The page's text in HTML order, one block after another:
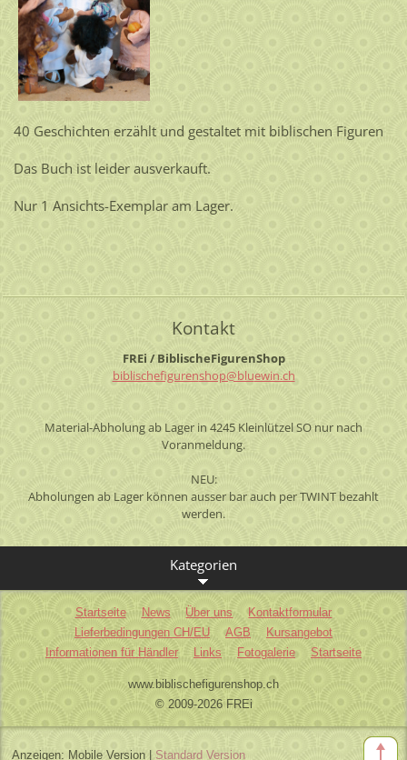
40 Geschichten erzählt und gestaltet mit biblischen Figuren
Das Buch ist leider ausverkauft.
Nur 1 Ansichts-Exemplar am Lager.
Kontakt
FREi / BiblischeFigurenShop
biblischefigurenshop@bluewin.ch
Material-Abholung ab Lager in 4245 Kleinlützel SO nur nach
Voranmeldung.
NEU:
Abholungen ab Lager können ausser bar auch per TWINT bezahlt
werden.
Kategorien
Startseite News Über uns
Kontaktformular
Lieferbedingungen CH/EU
AGB
Kursangebot
Informationen für Händler
Links Fotogalerie Startseite
www.biblischefigurenshop.ch
© 2009-2026 FREi
Anzeigen: Mobile Version| Standard Version